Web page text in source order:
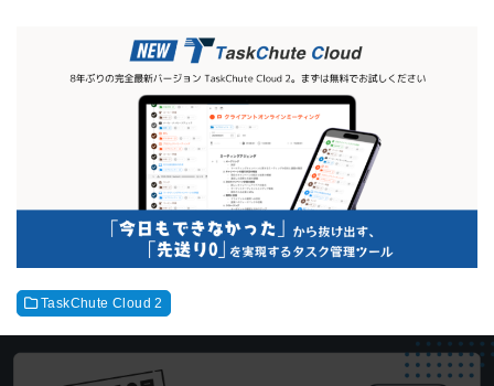
TaskChute Cloud 2